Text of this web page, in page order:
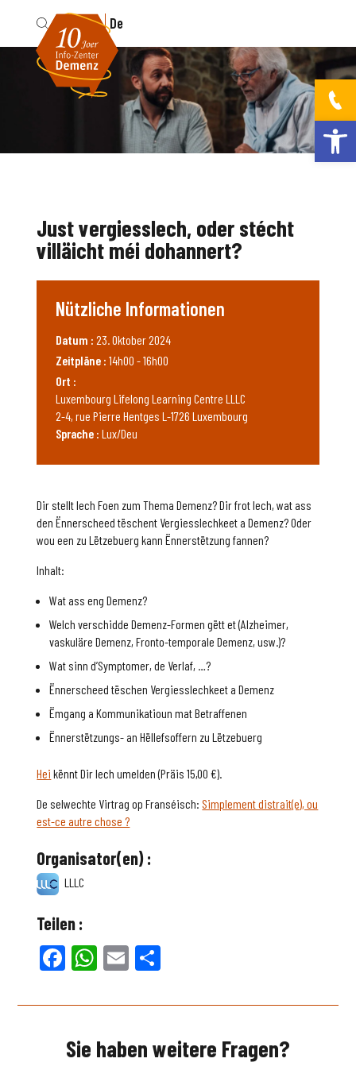
Fr De
Dir stellt Iech Foen zum Thema Demenz? Dir frot Iech, wat ass
den Ënnerscheed tëschent Vergiesslechkeet a Demenz? Oder
wou een zu Lëtzebuerg kann Ënnerstëtzung fannen?
Inhalt:
Wat ass eng Demenz?
Welch verschidde Demenz-Formen gëtt et (Alzheimer,
vaskuläre Demenz, Fronto-temporale Demenz, usw.)?
Wat sinn d’Symptomer, de Verlaf, …?
Ënnerscheed tëschen Vergiesslechkeet a Demenz
Ëmgang a Kommunikatioun mat Betraffenen
Ënnerstëtzungs- an Hëllefsoffern zu Lëtzebuerg
Hei kënnt Dir Iech umelden (Präis 15,00 €).
De selwechte Virtrag op Franséisch:Simplement distrait(e), ou
est-ce autre chose ?
Organisator(en) :
LLLC
Teilen :
Facebook
WhatsApp
Email
Just vergiesslech, oder stécht
villäicht méi dohannert?
Nützliche Informationen
Datum : 23. Oktober 2024
Zeitpläne : 14h00 - 16h00
Ort :
Luxembourg Lifelong Learning Centre LLLC
2-4, rue Pierre Hentges L-1726 Luxembourg
Sprache : Lux/Deu
Sie haben weitere Fragen?